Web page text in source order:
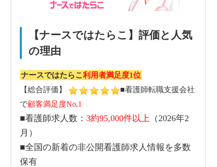
【ナースではたらこ】評価と人気
の理由
ナースではたらこ利用者満足度1位
【総合評価】
■看護師転職支援会社
で顧客満足度No,1
■看護師求人数：3約95,000件以上
（2026年2
月）
■全国の新着の非公開看護師求人情報を多数
保有